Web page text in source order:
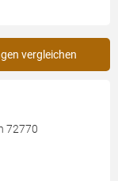
vergleichen
72770